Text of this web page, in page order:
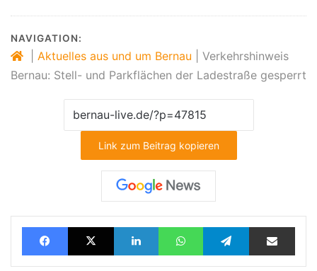
NAVIGATION:
Aktuelles aus und um Bernau
Verkehrshinweis
Bernau: Stell- und Parkflächen der Ladestraße gesperrt
Link zum Beitrag kopieren
FacebookX LinkedInWhatsAppTelegramTeilen via E-Mail